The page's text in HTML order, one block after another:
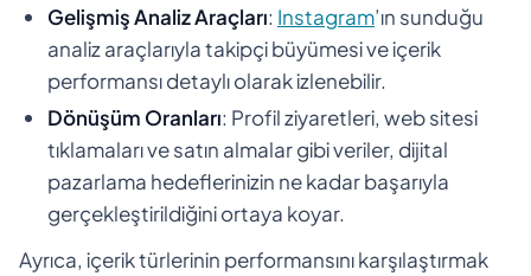
Gelişmiş Analiz Araçları: Instagram’ın sunduğu
analiz araçlarıyla takipçi büyümesi ve içerik
performansı detaylı olarak izlenebilir.
Dönüşüm Oranları: Profil ziyaretleri, web sitesi
tıklamaları ve satın almalar gibi veriler, dijital
pazarlama hedeflerinizin ne kadar başarıyla
gerçekleştirildiğini ortaya koyar.
Ayrıca, içerik türlerinin performansını karşılaştırmak